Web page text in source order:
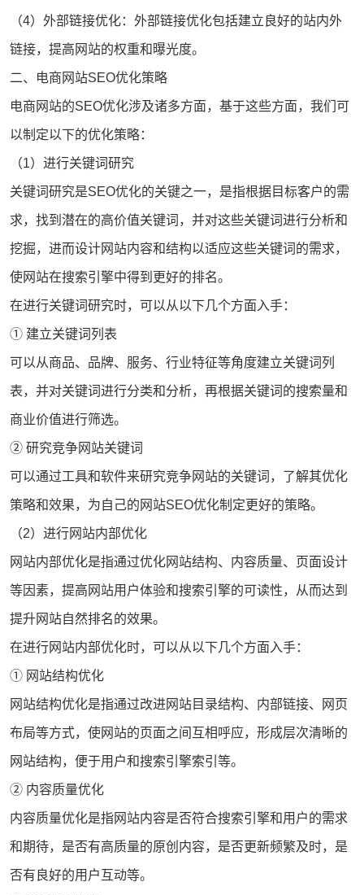
（4）外部链接优化：外部链接优化包括建立良好的站内外
链接，提高网站的权重和曝光度。
二、电商网站SEO优化策略
电商网站的SEO优化涉及诸多方面，基于这些方面，我们可
以制定以下的优化策略：
（1）进行关键词研究
关键词研究是SEO优化的关键之一，是指根据目标客户的需
求，找到潜在的高价值关键词，并对这些关键词进行分析和
挖掘，进而设计网站内容和结构以适应这些关键词的需求，
使网站在搜索引擎中得到更好的排名。
在进行关键词研究时，可以从以下几个方面入手：
① 建立关键词列表
可以从商品、品牌、服务、行业特征等角度建立关键词列
表，并对关键词进行分类和分析，再根据关键词的搜索量和
商业价值进行筛选。
② 研究竞争网站关键词
可以通过工具和软件来研究竞争网站的关键词，了解其优化
策略和效果，为自己的网站SEO优化制定更好的策略。
（2）进行网站内部优化
网站内部优化是指通过优化网站结构、内容质量、页面设计
等因素，提高网站用户体验和搜索引擎的可读性，从而达到
提升网站自然排名的效果。
在进行网站内部优化时，可以从以下几个方面入手：
① 网站结构优化
网站结构优化是指通过改进网站目录结构、内部链接、网页
布局等方式，使网站的页面之间互相呼应，形成层次清晰的
网站结构，便于用户和搜索引擎索引等。
② 内容质量优化
内容质量优化是指网站内容是否符合搜索引擎和用户的需求
和期待，是否有高质量的原创内容，是否更新频繁及时，是
否有良好的用户互动等。